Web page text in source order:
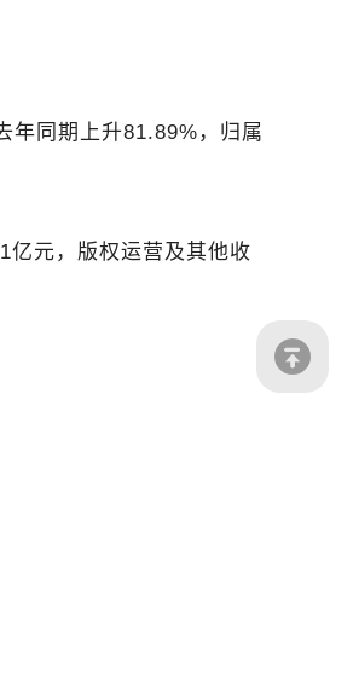
年同期上升81.89%，归属
亿元，版权运营及其他收